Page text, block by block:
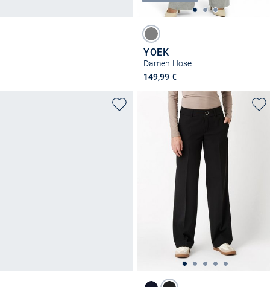
YOEK
Damen Hose
149,99 €